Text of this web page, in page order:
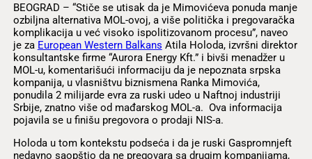
BEOGRAD – “Stiče se utisak da je Mimovićeva ponuda manje
ozbiljna alternativa MOL-ovoj, a više politička i pregovaračka
komplikacija u već visoko ispolitizovanom procesu”, naveo
je za European Western Balkans Atila Holoda, izvršni direktor
konsultantske firme “Aurora Energy Kft.” i bivši menadžer u
MOL-u, komentarišući informaciju da je nepoznata srpska
kompanija, u vlasništvu biznismena Ranka Mimovića,
ponudila 2 milijarde evra za ruski udeo u Naftnoj industriji
Srbije, znatno više od mađarskog MOL-a. Ova informacija
pojavila se u finišu pregovora o prodaji NIS-a.
Holoda u tom kontekstu podseća i da je ruski Gaspromnjeft
nedavno saopštio da ne pregovara sa drugim kompanijama,